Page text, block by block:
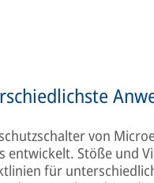
von
entwickelt. Stöße und
für